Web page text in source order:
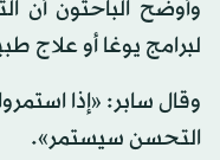
وأوضح الباحثون
لبرامج يوغا أو علاج
وقال سابر: «إذا
التحسن سيستمر».